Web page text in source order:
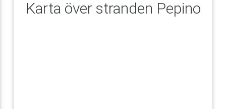
Karta över stranden Pepino